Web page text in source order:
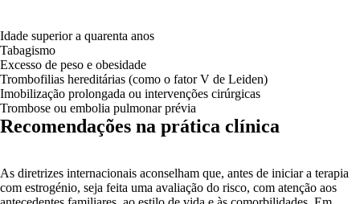
Idade superior a quarenta anos
Tabagismo
Excesso de peso e obesidade
Trombofilias hereditárias (como o fator V de Leiden)
Imobilização prolongada ou intervenções cirúrgicas
Trombose ou embolia pulmonar prévia
Recomendações na prática clínica
As diretrizes internacionais aconselham que, antes de iniciar a terapia
com estrogénio, seja feita uma avaliação do risco, com atenção aos